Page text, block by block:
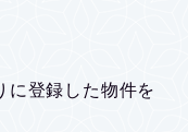
に登録した物件を